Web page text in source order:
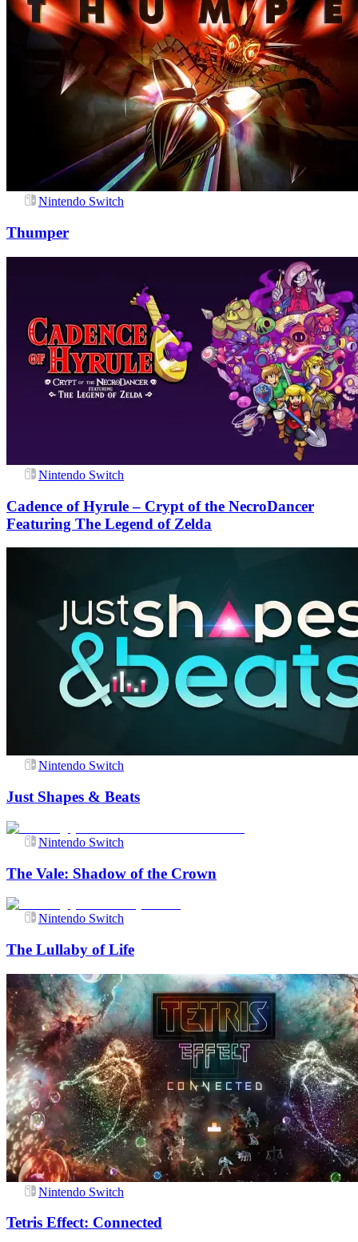
Nintendo Switch
Thumper
Nintendo Switch
Cadence of Hyrule – Crypt of the NecroDancer
Featuring The Legend of Zelda
Nintendo Switch
Just Shapes & Beats
Nintendo Switch
The Vale: Shadow of the Crown
Nintendo Switch
The Lullaby of Life
Nintendo Switch
Tetris Effect: Connected